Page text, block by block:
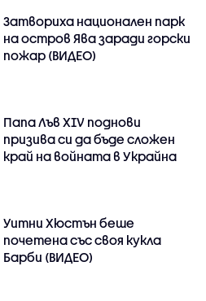
Затвориха национален парк
на остров Ява заради горски
пожар (ВИДЕО)
Папа Лъв XIV поднови
призива си да бъде сложен
край на войната в Украйна
Уитни Хюстън беше
почетена със своя кукла
Барби (ВИДЕО)